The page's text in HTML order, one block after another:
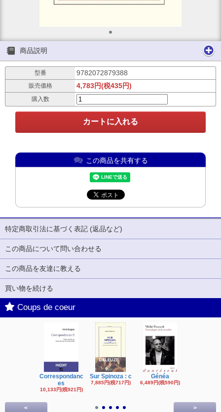
商品説明
型番 9782072879388
販売価格 4,783円(税435円)
購入数
この商品を共有する
特定商取引法に基づく表記 (返品など)
この商品について問い合わせる
この商品を友達に教える
買い物を続ける
Coups de coeur
Correspondanc
es
10,133円(税921円)
Sur Spinoza : c
7,885円(税717円)
Généa
6,489円(税590円)
< >